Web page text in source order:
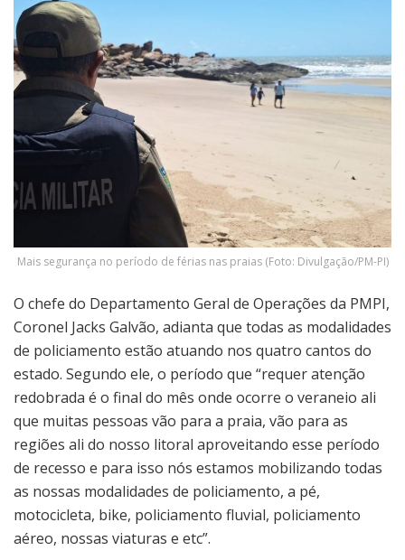
Mais segurança no período de férias nas praias (Foto: Divulgação/PM-PI)
O chefe do Departamento Geral de Operações da PMPI,
Coronel Jacks Galvão, adianta que todas as modalidades
de policiamento estão atuando nos quatro cantos do
estado. Segundo ele, o período que “requer atenção
redobrada é o final do mês onde ocorre o veraneio ali
que muitas pessoas vão para a praia, vão para as
regiões ali do nosso litoral aproveitando esse período
de recesso e para isso nós estamos mobilizando todas
as nossas modalidades de policiamento, a pé,
motocicleta, bike, policiamento fluvial, policiamento
aéreo, nossas viaturas e etc”.